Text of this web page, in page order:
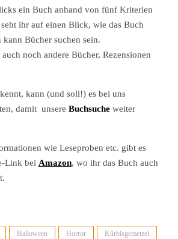
ein Buch anhand von fünf Kriterien
ihr auf einen Blick, wie das Buch
Bücher suchen sein.
noch andere Bücher, Rezensionen
kann (und soll!) es bei uns
damit unsere Buchsuche weiter
wie Leseproben etc. gibt es
Link bei Amazon, wo ihr das Buch auch
Halloween Horror Kürbisgemetzel